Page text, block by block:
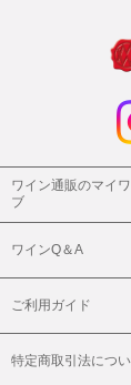
ワイン通販のマイ
ブ
ワインQ＆A
ご利用ガイド
特定商取引法につ